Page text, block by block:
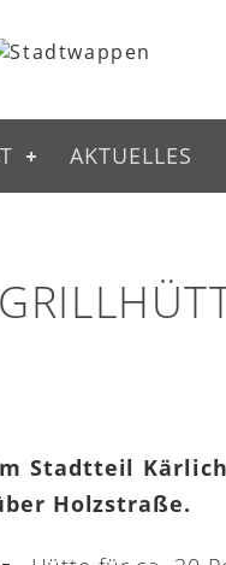
AKTUELLES
Stadtteil
Holzstraße.